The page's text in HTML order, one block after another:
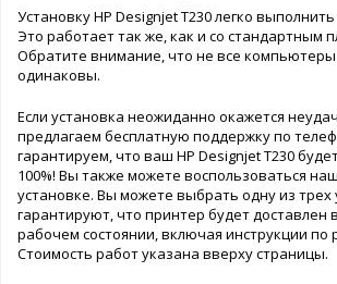
Установку HP Designjet T230 легко
Это работает так же, как и со стандартным
Обратите внимание, что не все
одинаковы.
Если установка неожиданно окажется
предлагаем бесплатную поддержку по
гарантируем, что ваш HP Designjet T230
100%! Вы также можете воспользоваться
установке. Вы можете выбрать одну из трех
гарантируют, что принтер будет доставлен
рабочем состоянии, включая инструкции по
Стоимость работ указана вверху страницы.